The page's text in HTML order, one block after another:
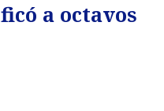
a octavos